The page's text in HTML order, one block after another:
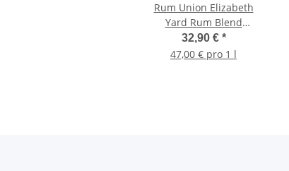
Rum Union Elizabeth
Yard Rum Blend
(Philippines, Ghana,
Vietnam)
32,90 € *
47,00 € pro 1 l